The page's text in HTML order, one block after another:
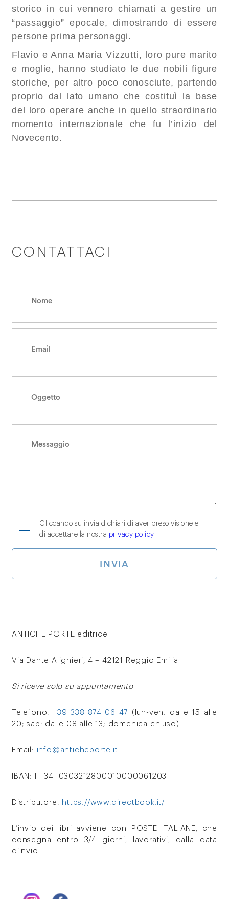
storico in cui vennero chiamati a gestire un
“passaggio” epocale, dimostrando di essere
persone prima personaggi.
Flavio e Anna Maria Vizzutti, loro pure marito
e moglie, hanno studiato le due nobili figure
storiche, per altro poco conosciute, partendo
proprio dal lato umano che costituì la base
del loro operare anche in quello straordinario
momento internazionale che fu l’inizio del
Novecento.
CONTATTACI
Cliccando su invia dichiari di aver preso visione e
di accettare la nostra privacy policy
ANTICHE PORTE editrice
Via Dante Alighieri, 4 – 42121 Reggio Emilia
Si riceve solo su appuntamento
Telefono: +39 338 874 06 47
(lun-ven: dalle 15 alle
20; sab: dalle 08 alle 13; domenica chiuso)
Email: info@anticheporte.it
IBAN: IT 34T0303212800010000061203
Distributore: https://www.directbook.it/
L’invio dei libri avviene con POSTE ITALIANE, che
consegna entro 3/4 giorni, lavorativi, dalla data
d’invio.